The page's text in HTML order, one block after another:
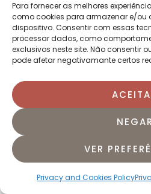
Para fornecer as melhores
como cookies para armazenar e/ou
dispositivo. Consentir com essas
processar dados, como
exclusivos neste site. Não consentir
pode afetar negativamante certos
NEGAR
VER
Privacy and Cookies Policy